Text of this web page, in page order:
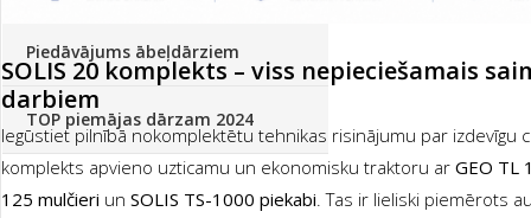
Piedāvājums ābeļdārziem
TOP piemājas dārzam 2024
SOLIS 20 komplekts – viss nepieciešamais
darbiem
Iegūstiet pilnībā nokomplektētu tehnikas risinājumu par izdevīgu
komplekts apvieno uzticamu un ekonomisku traktoru ar GEO TL
125 mulčieri un SOLIS TS-1000 piekabi. Tas ir lieliski piemērots